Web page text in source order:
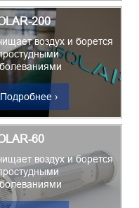
200
воздух и борется
Подробнее ›
60
воздух и борется